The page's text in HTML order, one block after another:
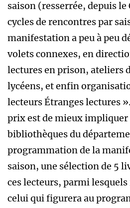
saison (resserrée, depuis le
cycles de rencontres par
manifestation a peu à peu
volets connexes, en
lectures en prison, ateliers
lycéens, et enfin
lecteurs Étranges lectures
prix est de mieux impliquer
bibliothèques du
programmation de la
saison, une sélection de 5
ces lecteurs, parmi
celui qui figurera au